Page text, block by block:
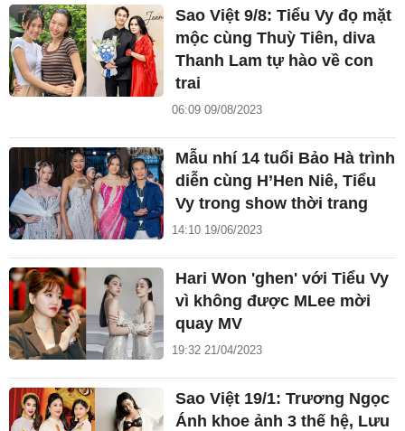
Sao Việt 9/8: Tiểu Vy đọ mặt
mộc cùng Thuỳ Tiên, diva
Thanh Lam tự hào về con
trai
06:09 09/08/2023
Mẫu nhí 14 tuổi Bảo Hà trình
diễn cùng H’Hen Niê, Tiểu
Vy trong show thời trang
14:10 19/06/2023
Hari Won 'ghen' với Tiểu Vy
vì không được MLee mời
quay MV
19:32 21/04/2023
Sao Việt 19/1: Trương Ngọc
Ánh khoe ảnh 3 thế hệ, Lưu